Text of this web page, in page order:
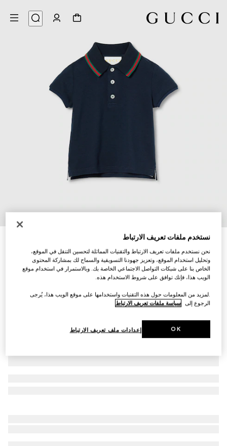
قميص بولو من القطن مع شريط ويب للأطفال الرضّع
AED 900
تنويعاتأزرق داكن
نستخدم ملفات تعريف الارتباط
نحن نستخدم ملفات تعريف الارتباط والتقنيات المماثلة لتحسين التنقل في الموقع،
وتحليل استخدام الموقع، وتعزيز جهودنا التسويقية والسماح لك بمشاركة المحتوى
الخاص بنا على شبكات التواصل الاجتماعي الخاصة بك. وبالاستمرار في استخدام موقع
الويب هذا، فإنك توافق على شروط الاستخدام هذه.
.لمزيد من المعلومات حول هذه التقنيات واستخدامها على موقع الويب هذا، يُرجى
الرجوع إلى سياسة ملفات تعريف الارتباط
إعدادات ملف تعريف الارتباط OK